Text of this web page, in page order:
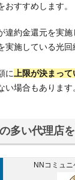
すすめします。
違約金還元を実
施している光回
に 上限が決まっ
場合もあります
多い代理店
NNコミュ